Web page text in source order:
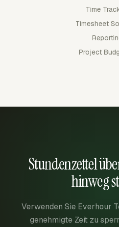
Time
Timesheet
Project
Stundenzettel
hinweg
Verwenden Sie Everhour
genehmigte Zeit zu